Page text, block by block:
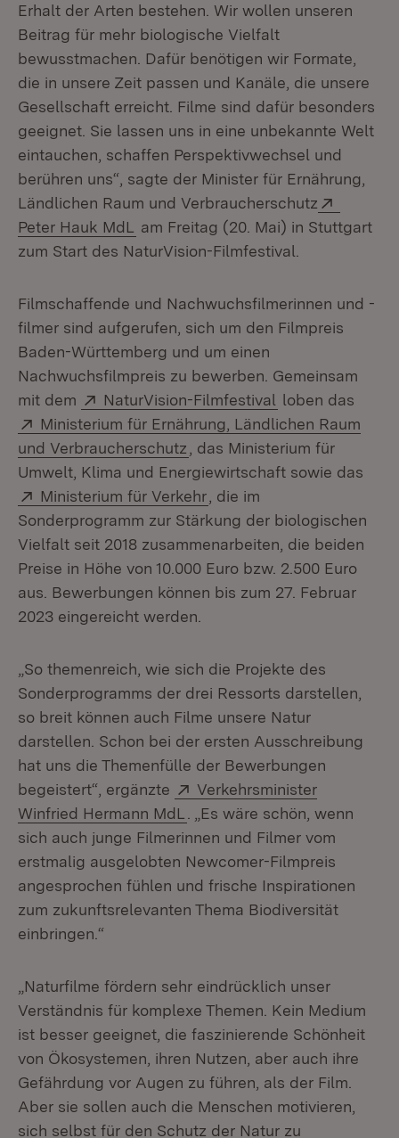
Erhalt der Arten bestehen. Wir wollen unseren
Beitrag für mehr biologische Vielfalt
bewusstmachen. Dafür benötigen wir Formate,
die in unsere Zeit passen und Kanäle, die unsere
Gesellschaft erreicht. Filme sind dafür besonders
geeignet. Sie lassen uns in eine unbekannte Welt
eintauchen, schaffen Perspektivwechsel und
berühren uns“, sagte der Minister für Ernährung,
Ländlichen Raum und Verbraucherschutz
Peter Hauk MdL
(Öffnet in neuem Fenster)
am Freitag (20. Mai) in Stuttgart
zum Start des NaturVision-Filmfestival.
Filmschaffende und Nachwuchsfilmerinnen und -
filmer sind aufgerufen, sich um den Filmpreis
Baden-Württemberg und um einen
Nachwuchsfilmpreis zu bewerben. Gemeinsam
mit dem
Extern:
NaturVision-Filmfestival (Öffnet in
loben das
Extern:
Ministerium für Ernährung, Ländlichen Raum
und Verbraucherschutz (Öffnet in neuem Fenster)
, das Ministerium für
Umwelt, Klima und Energiewirtschaft sowie das
Extern:
Ministerium für Verkehr (Öffnet in neuem Fenster)
, die im
Sonderprogramm zur Stärkung der biologischen
Vielfalt seit 2018 zusammenarbeiten, die beiden
Preise in Höhe von 10.000 Euro bzw. 2.500 Euro
aus. Bewerbungen können bis zum 27. Februar
2023 eingereicht werden.
„So themenreich, wie sich die Projekte des
Sonderprogramms der drei Ressorts darstellen,
so breit können auch Filme unsere Natur
darstellen. Schon bei der ersten Ausschreibung
hat uns die Themenfülle der Bewerbungen
begeistert“, ergänzte
Extern:
Verkehrsminister
Winfried Hermann MdL
(Öffnet in neuem Fenster)
. „Es wäre schön, wenn
sich auch junge Filmerinnen und Filmer vom
erstmalig ausgelobten Newcomer-Filmpreis
angesprochen fühlen und frische Inspirationen
zum zukunftsrelevanten Thema Biodiversität
einbringen.“
„Naturfilme fördern sehr eindrücklich unser
Verständnis für komplexe Themen. Kein Medium
ist besser geeignet, die faszinierende Schönheit
von Ökosystemen, ihren Nutzen, aber auch ihre
Gefährdung vor Augen zu führen, als der Film.
Aber sie sollen auch die Menschen motivieren,
sich selbst für den Schutz der Natur zu